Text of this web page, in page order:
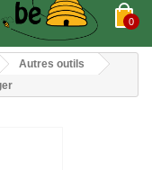
0
Autres outils